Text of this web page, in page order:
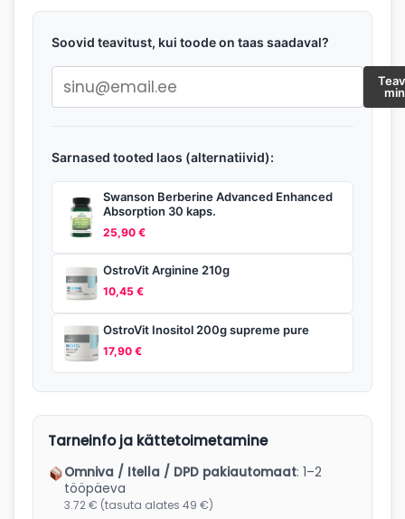
Soovid teavitust, kui toode on taas saadaval?
Sarnased tooted laos (alternatiivid):
Swanson Berberine Advanced Enhanced
Absorption 30 kaps.
25,90 €
OstroVit Arginine 210g
10,45 €
OstroVit Inositol 200g supreme pure
17,90 €
Tarneinfo ja kättetoimetamine
Omniva / Itella / DPD pakiautomaat: 1–2
tööpäeva
3.72 € (tasuta alates 49 €)